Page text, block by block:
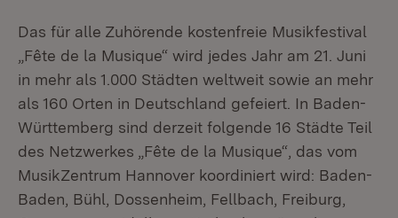
Das für alle Zuhörende kostenfreie Musikfestival
„Fête de la Musique“ wird jedes Jahr am 21. Juni
in mehr als 1.000 Städten weltweit sowie an mehr
als 160 Orten in Deutschland gefeiert. In Baden-
Württemberg sind derzeit folgende 16 Städte Teil
des Netzwerkes „Fête de la Musique“, das vom
MusikZentrum Hannover koordiniert wird: Baden-
Baden, Bühl, Dossenheim, Fellbach, Freiburg,